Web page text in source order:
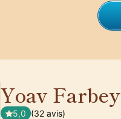
Yoav Farbey
5,0 (32 avis)